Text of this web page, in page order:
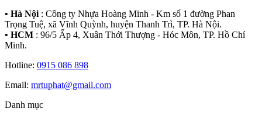
• Hà Nội : Công ty Nhựa Hoàng Minh - Km số 1 đường Phan
Trọng Tuệ, xã Vĩnh Quỳnh, huyện Thanh Trì, TP. Hà Nội.
• HCM : 96/5 Ấp 4, Xuân Thới Thượng - Hóc Môn, TP. Hồ Chí
Minh.
Hotline: 0915 086 898
Email: mrtuphat@gmail.com
Danh mục